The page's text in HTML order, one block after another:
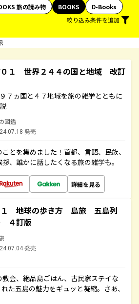
旅の読み物 BOOKS
D-Books
絞り込み条件を追加
１ 世界２４４の国と地域 改訂
７ヵ国と４７地域を旅の雑学とともに
図鑑
発売
とを集めました！首都、言語、民族、
、誰かに話したくなる旅の雑学も。
詳細を見る
１ 地球の歩き方 島旅 五島列
４訂版
発売
会、絶品島ごはん、古民家ステイな
た五島の魅力をギュッと凝縮。さあ、